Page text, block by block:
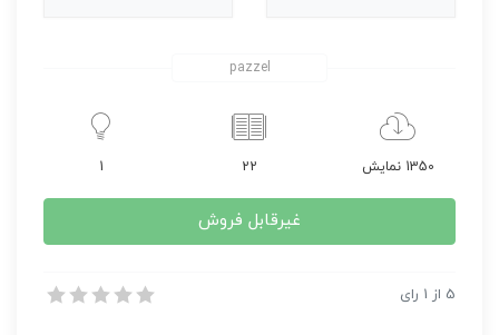
pazzel
1350 نمایش 22
1
غیرقابل فروش
آموزش مقدماتی بازی جنگ های صلیبی
5 از 1 رای